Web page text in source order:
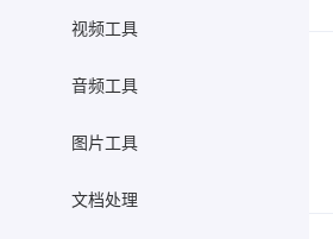
视频工具
音频工具
图片工具
文档处理